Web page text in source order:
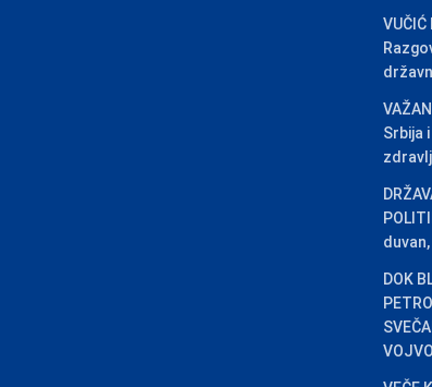
VUČIĆ
Srbija
DOK